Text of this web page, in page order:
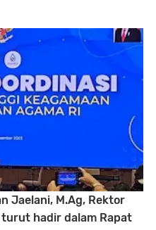
Jaelani, M.Ag, Rektor
hadir dalam Rapat